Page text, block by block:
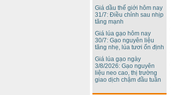
Giá dầu thế giới hôm nay
31/7: Điều chỉnh sau nhịp
tăng mạnh
Giá lúa gạo hôm nay
30/7: Gạo nguyên liệu
tăng nhẹ, lúa tươi ổn định
Giá lúa gạo ngày
3/8/2026: Gạo nguyên
liệu neo cao, thị trường
giao dịch chậm đầu tuần